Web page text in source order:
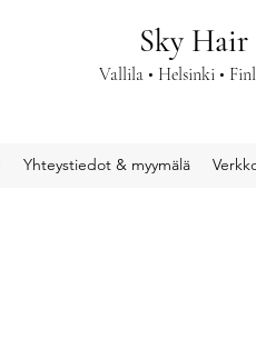
Sky Hair
Vallila • Helsinki •
Yhteystiedot & myymälä